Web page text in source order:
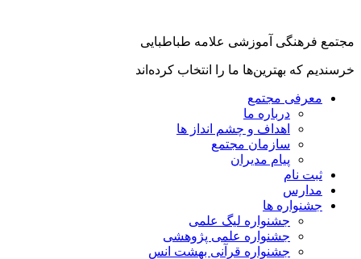
فرهنگی آموزشی علامه طباطبایی
که بهترین‌ها ما را انتخاب کرده‌اند
معرفی مجتمع
درباره ما
اهداف و چشم انداز ها
سازمان مجتمع
پیام مدیران
ثبت نام
مدارس
جشنواره ها
جشنواره لیگ علمی
جشنواره علمی پژوهشی
جشنواره قرآنی بهشت انس